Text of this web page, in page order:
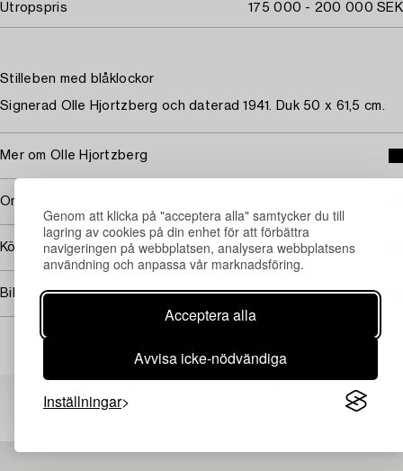
Genom att klicka på "acceptera alla" samtycker du till
lagring av cookies på din enhet för att förbättra
navigeringen på webbplatsen, analysera webbplatsens
användning och anpassa vår marknadsföring.
Acceptera alla
Avvisa icke-nödvändiga
Inställningar
Utropspris 175 000 - 200 000 SEK
Stilleben med blåklockor
Signerad Olle Hjortzberg och daterad 1941. Duk 50 x 61,5 cm.
Mer om Olle Hjortzberg
Omfattas av följerätt
Köpinformation
Bildrättigheter
Andra har även tittat på